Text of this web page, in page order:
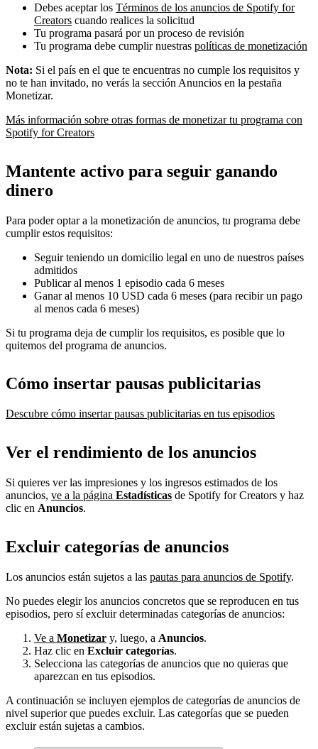
Debes aceptar los Términos de los anuncios de Spotify for
Creators cuando realices la solicitud
Tu programa pasará por un proceso de revisión
Tu programa debe cumplir nuestras políticas de monetización
Nota: Si el país en el que te encuentras no cumple los requisitos y
no te han invitado, no verás la sección Anuncios en la pestaña
Monetizar.
Más información sobre otras formas de monetizar tu programa con
Spotify for Creators
Mantente activo para seguir ganando
dinero
Para poder optar a la monetización de anuncios, tu programa debe
cumplir estos requisitos:
Seguir teniendo un domicilio legal en uno de nuestros países
admitidos
Publicar al menos 1 episodio cada 6 meses
Ganar al menos 10 USD cada 6 meses (para recibir un pago
al menos cada 6 meses)
Si tu programa deja de cumplir los requisitos, es posible que lo
quitemos del programa de anuncios.
Cómo insertar pausas publicitarias
Descubre cómo insertar pausas publicitarias en tus episodios
Ver el rendimiento de los anuncios
Si quieres ver las impresiones y los ingresos estimados de los
anuncios, ve a la página Estadísticas de Spotify for Creators y haz
clic en Anuncios.
Excluir categorías de anuncios
Los anuncios están sujetos a las pautas para anuncios de Spotify.
No puedes elegir los anuncios concretos que se reproducen en tus
episodios, pero sí excluir determinadas categorías de anuncios:
Ve a Monetizar y, luego, a Anuncios.
Haz clic en Excluir categorías.
Selecciona las categorías de anuncios que no quieras que
aparezcan en tus episodios.
A continuación se incluyen ejemplos de categorías de anuncios de
nivel superior que puedes excluir. Las categorías que se pueden
excluir están sujetas a cambios.